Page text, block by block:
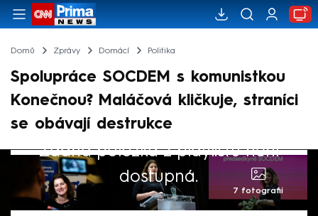
Domů Zprávy Domácí Politika
Spolupráce SOCDEM s komunistkou
Konečnou? Maláčová kličkuje, straníci
se obávají destrukce
Žádná položka z playlistu není
dostupná.
7 fotografií